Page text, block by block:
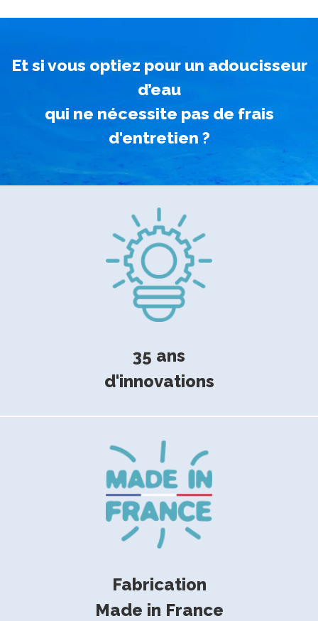
Et si vous optiez pour un adoucisseur
d’eau
qui ne nécessite pas de frais
d'entretien ?
35 ans
d'innovations
Fabrication
Made in France